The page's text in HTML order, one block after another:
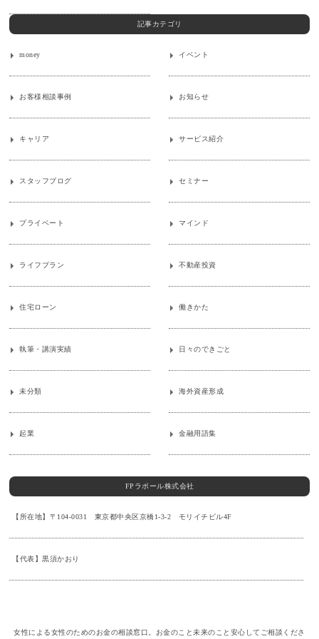
記事カテゴリ
money イベント
お客様相談事例 お知らせ
キャリア サービス紹介
スタッフブログ セミナー
プライベート マインド
ライフプラン 不動産投資
住宅ローン 働きかた
執筆・講演実績 日々のできごと
未分類 海外資産形成
起業 金融用語集
FPラポール株式会社
【所在地】〒104-0031 東京都中央区京橋1-3-2 モリイチビル4F
【代表】黒須かおり
女性による女性のためのお金の相談窓口。お金のこと未来のこと安心してご相談くださ